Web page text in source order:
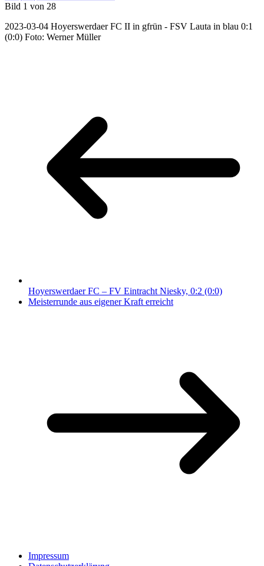
Bild 1 von 28
2023-03-04 Hoyerswerdaer FC II in gfrün - FSV Lauta in blau 0:1
(0:0) Foto: Werner Müller
Hoyerswerdaer FC – FV Eintracht Niesky, 0:2 (0:0)
Meisterrunde aus eigener Kraft erreicht
Impressum